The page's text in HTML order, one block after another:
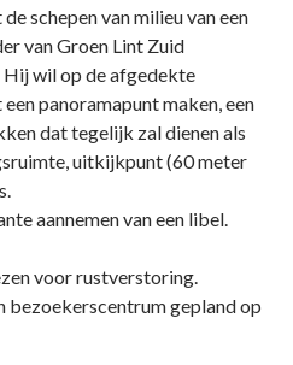
schepen van milieu van een
van Groen Lint Zuid
wil op de afgedekte
panoramapunt maken, een
dat tegelijk zal dienen als
uitkijkpunt (60 meter
aannemen van een libel.
voor rustverstoring.
bezoekerscentrum gepland op